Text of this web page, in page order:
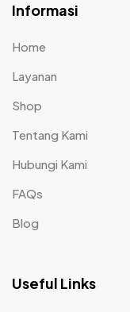
Informasi
Home
Layanan
Shop
Tentang Kami
Hubungi Kami
FAQs
Blog
Useful Links